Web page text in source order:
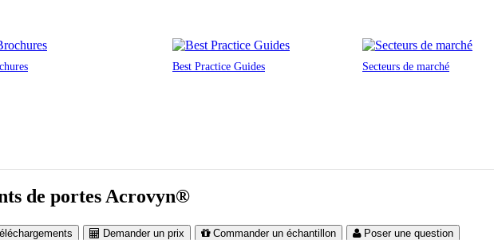
Best Practice Guides Secteurs de marché
de portes Acrovyn®
Demander un prix Commander un échantillon Poser une question